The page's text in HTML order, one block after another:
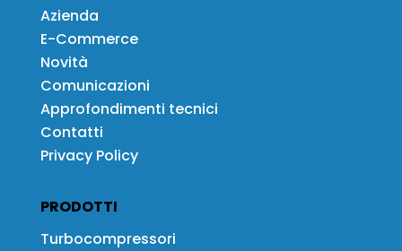
Azienda
E-Commerce
Novità
Comunicazioni
Approfondimenti tecnici
Contatti
Privacy Policy
PRODOTTI
Turbocompressori